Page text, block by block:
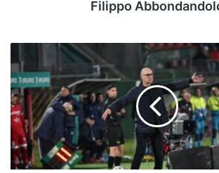
Filippo
striscia
di
clean
sheet
alla
media
di
Ballardini: